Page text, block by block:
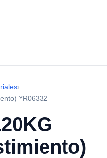
›
YR06332